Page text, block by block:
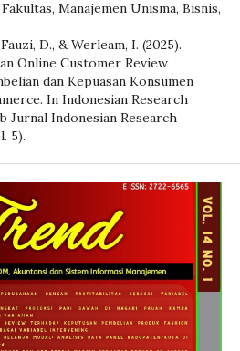
Manajemen Unisma, Bisnis,
D., & Werleam, I. (2025).
Online Customer Review
dan Kepuasan Konsumen
In Indonesian Research
Jurnal Indonesian Research
5).